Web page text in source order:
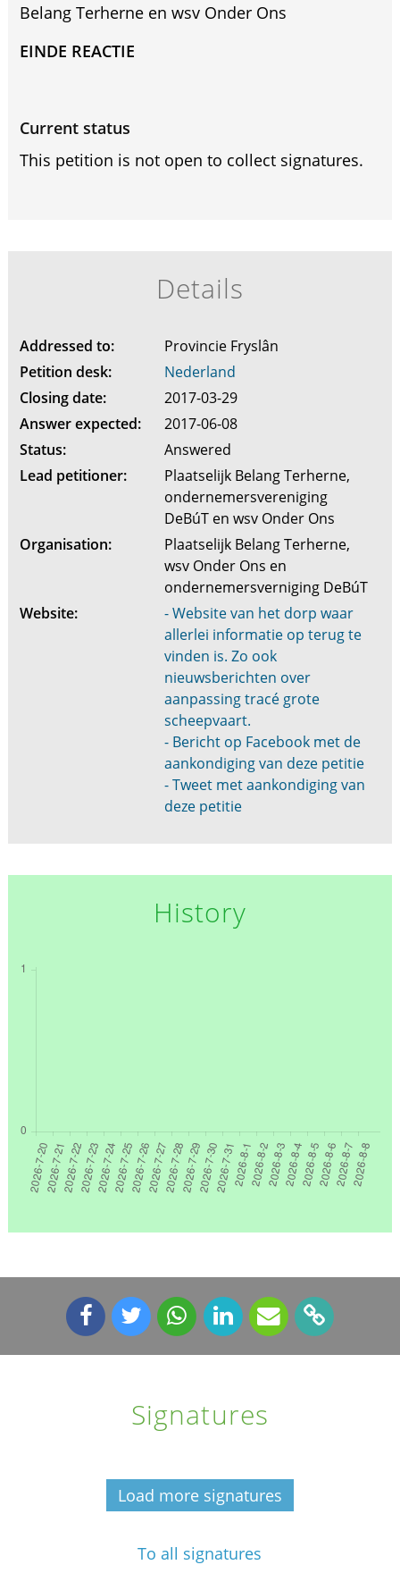
Belang Terherne en wsv Onder Ons
EINDE REACTIE
Current status
This petition is not open to collect signatures.
Details
Addressed to:
Provincie Fryslân
Petition desk:
Nederland
Closing date:
2017-03-29
Answer expected:
2017-06-08
Status:
Answered
Lead petitioner:
Plaatselijk Belang Terherne,
ondernemersvereniging
DeBúT en wsv Onder Ons
Organisation:
Plaatselijk Belang Terherne,
wsv Onder Ons en
ondernemersverniging DeBúT
Website:
- Website van het dorp waar
allerlei informatie op terug te
vinden is. Zo ook
nieuwsberichten over
aanpassing tracé grote
scheepvaart.
- Bericht op Facebook met de
aankondiging van deze petitie
- Tweet met aankondiging van
deze petitie
History
Signatures
Load more signatures
To all signatures